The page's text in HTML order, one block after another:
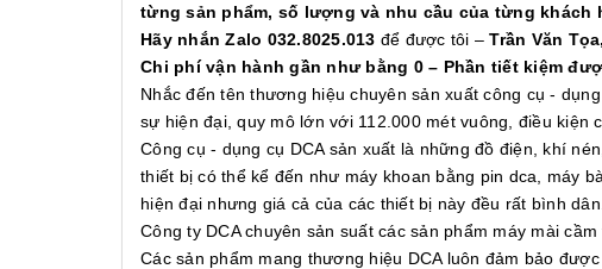
từng sản phẩm, số lượng và nhu cầu của từng khách
Hãy nhắn Zalo 032.8025.013 để được tôi –Trần Văn
Chi phí vận hành gần như bằng 0 – Phần tiết kiệm
Nhắc đến tên thương hiệu chuyên sản xuất công cụ -
sự hiện đại, quy mô lớn với 112.000 mét vuông, điều kiện
Công cụ - dụng cụ DCA sản xuất là những đồ điện, khí
thiết bị có thể kể đến như máy khoan bằng pin dca, máy
hiện đại nhưng giá cả của các thiết bị này đều rất bình dân.
Công ty DCA chuyên sản suất các sản phẩm máy mài
Các sản phẩm mang thương hiệu DCA luôn đảm bảo